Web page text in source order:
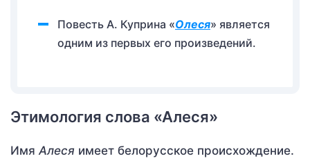
Повесть А. Куприна «Олеся» является
одним из первых его произведений.
Этимология слова «Алеся»
Имя Алеся имеет белорусское происхождение.